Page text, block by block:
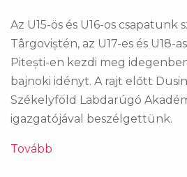
Az U15-ös és U16-os csapatunk
Târgoviștén, az U17-es és U18-
Pitești-en kezdi meg
bajnoki idényt. A rajt előtt
Székelyföld Labdarúgó
igazgatójával beszélgettünk.
Tovább